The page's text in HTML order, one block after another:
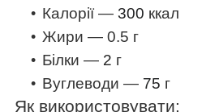
Калорії — 300 ккал
Жири — 0.5 г
Білки — 2 г
Вуглеводи — 75 г
Як використовувати: